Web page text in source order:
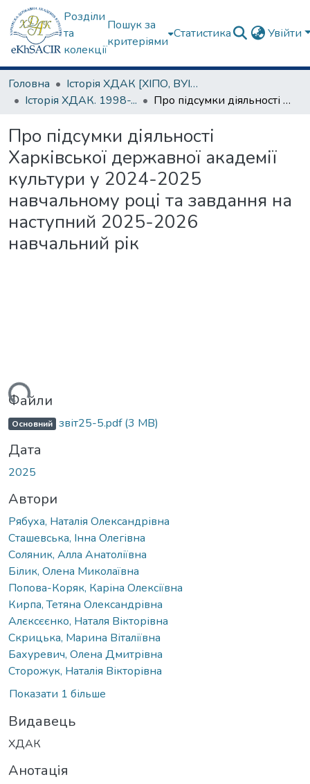
Розділи
та
колекції
Пошук за
критеріями
Статистика Увійти
Головна
Історія ХДАК [ХІПО, ВУІКО, УБІ, ХДБІ, ХДІК]
Історія ХДАК. 1998-...
Про підсумки діяльності Харківської державної академії культури у 2024-2025 навчальному році та завдання на наступний 2025-2026 навчальний рік
Про підсумки діяльності
Харківської державної академії
культури у 2024-2025
навчальному році та завдання на
наступний 2025-2026
навчальний рік
Файли
Основний звіт25-5.pdf(3 MB)
Дата
2025
Автори
Рябуха, Наталія Олександрівна
Сташевська, Інна Олегівна
Соляник, Алла Анатоліївна
Білик, Олена Миколаївна
Попова-Коряк, Каріна Олексіївна
Кирпа, Тетяна Олександрівна
Алєксєєнко, Наталя Вікторівна
Скрицька, Марина Віталіївна
Бахуревич, Олена Дмитрівна
Сторожук, Наталія Вікторівна
Показати 1 більше
Видавець
ХДАК
Анотація